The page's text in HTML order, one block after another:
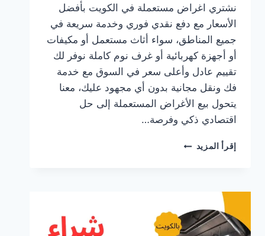
نشتري اغراض مستعملة في الكويت بأفضل
الأسعار مع دفع نقدي فوري وخدمة سريعة في
جميع المناطق، سواء أثاث مستعمل أو مكيفات
أو أجهزة كهربائية أو غرف نوم كاملة نوفر لك
تقييم عادل وأعلى سعر في السوق مع خدمة
فك ونقل مجانية بدون أي مجهود عليك، معنا
يتحول بيع الأغراض المستعملة إلى حل
اقتصادي ذكي وفرصة…
إقرأ المزيد نشتري
سعر
نقدًا